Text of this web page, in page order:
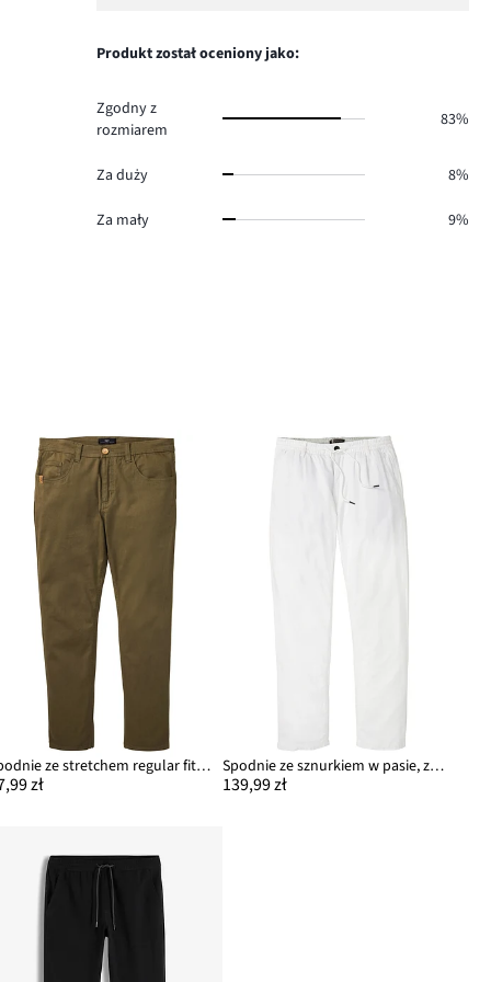
0.
głosów
Produkt został oceniony jako:
Zgodny z
rozmiarem
83%
Za duży 8%
Za mały 9%
Spodnie ze stretchem regular fit, prosta nogawka
zł
Spodnie ze sznurkiem w pasie, z przewiewnej mieszanki lnu o prostych nogawkach i kroju relaxed fit
139,99 zł